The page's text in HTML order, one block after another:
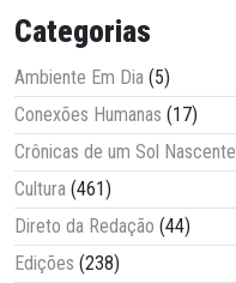
Categorias
Ambiente Em Dia (5)
Conexões Humanas (17)
Crônicas de um Sol Nascente
Cultura (461)
Direto da Redação (44)
Edições (238)